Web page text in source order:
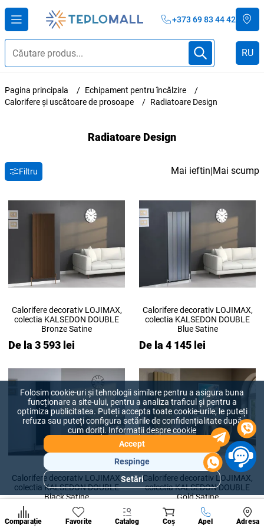
+373 69 83 44 42
RU
Pagina principala
Echipament pentru încălzire
Calorifere și uscătoare de prosoape
Radiatoare Design
Radiatoare Design
Filtru Mai ieftin|Mai scump
Calorifere decorativ LOJIMAX,
colectia KALSEDON DOUBLE
Bronze Satine
De la 3 593 lei
Calorifere decorativ LOJIMAX,
colectia KALSEDON DOUBLE
Blue Satine
De la 4 145 lei
Calorifere decorativ LOJIMAX,
colectia KALSEDON DOUBLE
Black Satine
De la 4 145 lei
Calorifere decorativ LOJIMAX,
colectia KALSEDON DOUBLE
Gold Satine
De la 4 422 lei
Comparație Favorite Catalog Coș Apel Adresa
A suna
Secțiuni
populare
de
Folosim cookie-uri și tehnologii similare pentru a asigura buna
funcționare a site-ului, pentru a analiza traficul și pentru a
optimiza publicitatea. Puteți accepta toate cookie-urile, le puteți
refuza sau puteți configura setările de confidențialitate după
cum doriți. Informații despre cookie
Accept
Respinge
Setări